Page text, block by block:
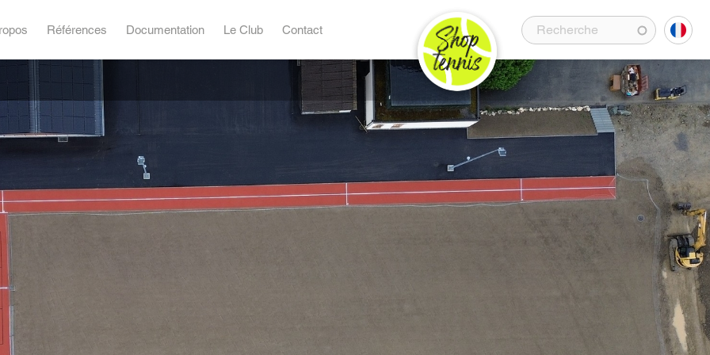
Références Documentation Le Club Contact